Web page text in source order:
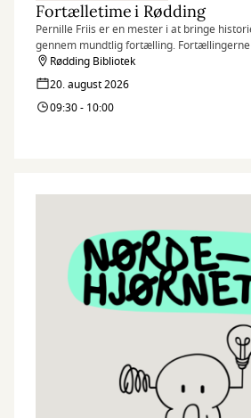
Fortælletime i Rødding
Pernille Friis er en mester i at bringe
gennem mundtlig fortælling.
gang, og byder både på eventyr, grin og
For børn fra 4 år
Arrangementet er gratis men kræver
Rødding Bibliotek
20. august 2026
09:30 - 10:00